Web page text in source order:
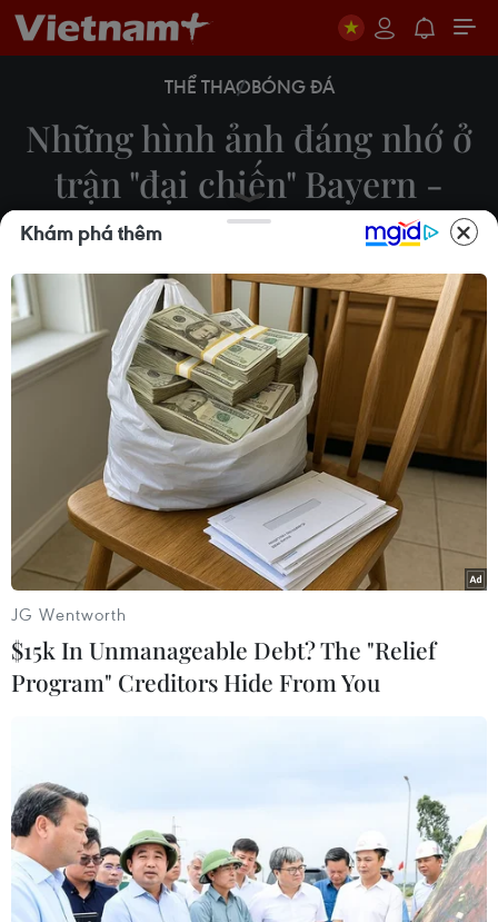
THỂ THAOBÓNG ĐÁ
Những hình ảnh đáng nhớ ở
trận "đại chiến" Bayern -
Real Madrid
Đỗ Huy
26/04/2018 00:16
Bayern Munich một lần nữa đã phải ôm hận ngay
trên sân nhà Allianz Arena trước Real Madrid khi
để thua ngược 1-2 ở bán kết lượt đi Champions
League mùa này.
Real bản lĩnh, lạnh lùng nhưng cũng gặp nhiều thuận lợi trong
chiến thắng trước Bayern Munich.
Khám phá thêm
JG Wentworth
$15k In Unmanageable Debt? The "Relief
Program" Creditors Hide From You